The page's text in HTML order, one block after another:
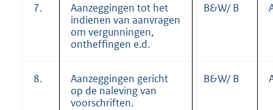
7.
Aanzeggingen tot het
indienen van aanvragen
om vergunningen,
ontheffingen e.d.
B&W/ B
8.
Aanzeggingen gericht
op de naleving van
voorschriften.
B&W/ B